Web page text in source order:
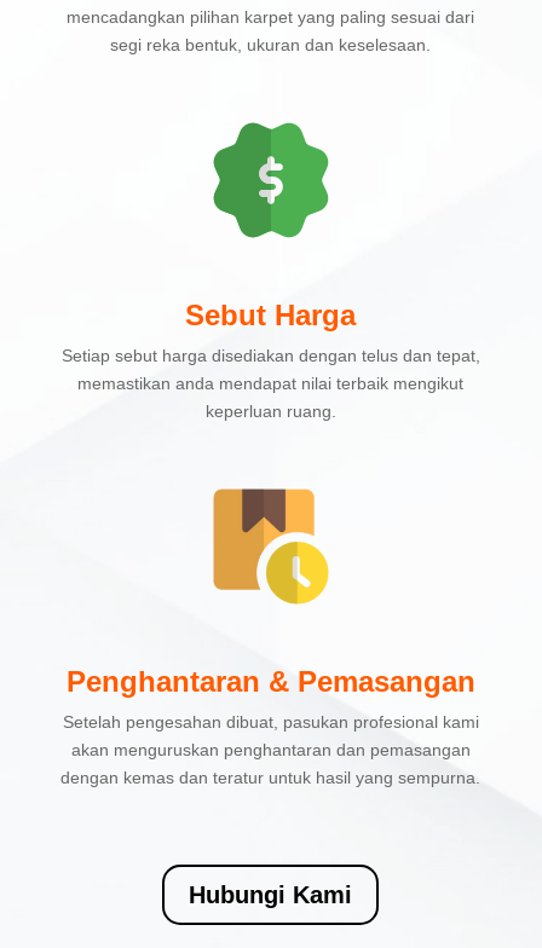
mencadangkan pilihan karpet yang paling sesuai dari
segi reka bentuk, ukuran dan keselesaan.
Sebut Harga
Setiap sebut harga disediakan dengan telus dan tepat,
memastikan anda mendapat nilai terbaik mengikut
keperluan ruang.
Penghantaran & Pemasangan
Setelah pengesahan dibuat, pasukan profesional kami
akan menguruskan penghantaran dan pemasangan
dengan kemas dan teratur untuk hasil yang sempurna.
Hubungi Kami